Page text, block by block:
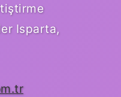
Isparta,